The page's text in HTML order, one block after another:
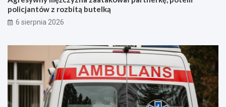
policjantów z rozbitą butelką
6 sierpnia 2026